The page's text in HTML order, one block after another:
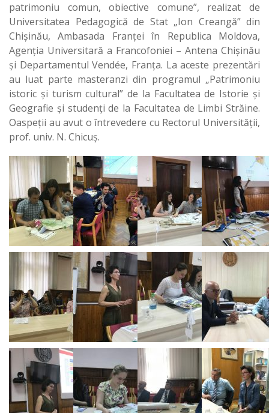
patrimoniu comun, obiective comune”, realizat de
Universitatea Pedagogică de Stat „Ion Creangă” din
Chișinău, Ambasada Franței în Republica Moldova,
Agenția Universitară a Francofoniei – Antena Chișinău
și Departamentul Vendée, Franța. La aceste prezentări
au luat parte masteranzi din programul „Patrimoniu
istoric și turism cultural” de la Facultatea de Istorie și
Geografie și studenți de la Facultatea de Limbi Străine.
Oaspeții au avut o întrevedere cu Rectorul Universității,
prof. univ. N. Chicuș.